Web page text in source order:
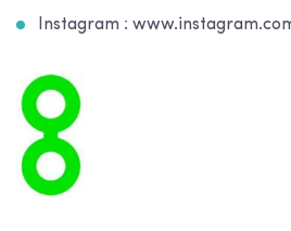
Instagram :